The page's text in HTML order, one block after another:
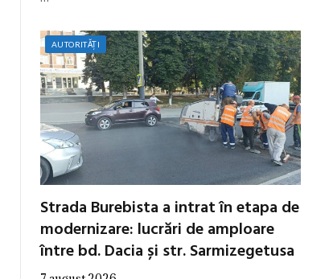
AUTORITĂȚI
Strada Burebista a intrat în etapa de
modernizare: lucrări de amploare
între bd. Dacia și str. Sarmizegetusa